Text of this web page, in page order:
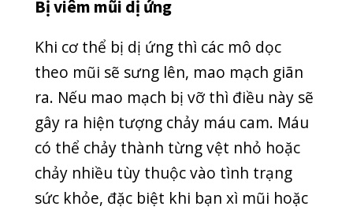
Dị vật trong mũi khiến niêm mạc mũi
bị trầy xước, dẫn đến chảy máu. Máu
có thể chảy qua thành họng xuống dạ
dày. Vì máu gây buồn nôn nên bệnh
nhân sẽ nôn ra máu tươi hoặc máu
đen.
U xơ vòm mũi họng